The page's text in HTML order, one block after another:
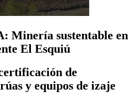
Minería sustentable en
El Esquiú
de
y equipos de izaje